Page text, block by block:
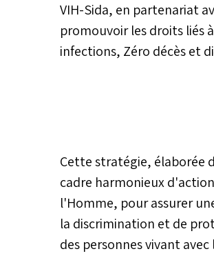
VIH-Sida, en partenariat
promouvoir les droits liés
infections, Zéro décès et
Cette stratégie, élaborée
cadre harmonieux
l'Homme, pour assurer
la discrimination et de
des personnes vivant avec